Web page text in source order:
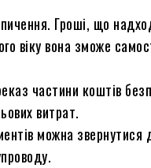
Гроші, що
віку вона зможе
частини коштів
витрат.
можна